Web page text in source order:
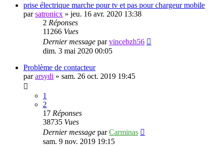
prise électrique marche pour tv et pas pour chargeur mobile
parsatronicx » jeu. 16 avr. 2020 13:38
2 Réponses
11266 Vues
Dernier message parvincebzh56
dim. 3 mai 2020 00:05
Problème de contacteur
pararsydi » sam. 26 oct. 2019 19:45
1
2
17 Réponses
38735 Vues
Dernier message parCarminas
sam. 9 nov. 2019 19:15